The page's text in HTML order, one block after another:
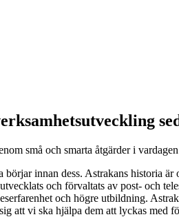
små och smarta åtgärder i
innan dess. Astrakans historia
och förvaltats av post- och
och högre utbildning.
att vi ska hjälpa dem att lyckas med